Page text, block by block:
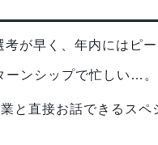
が早く、年内にはピー
ーンシップで忙しい…
と直接お話できるスペ